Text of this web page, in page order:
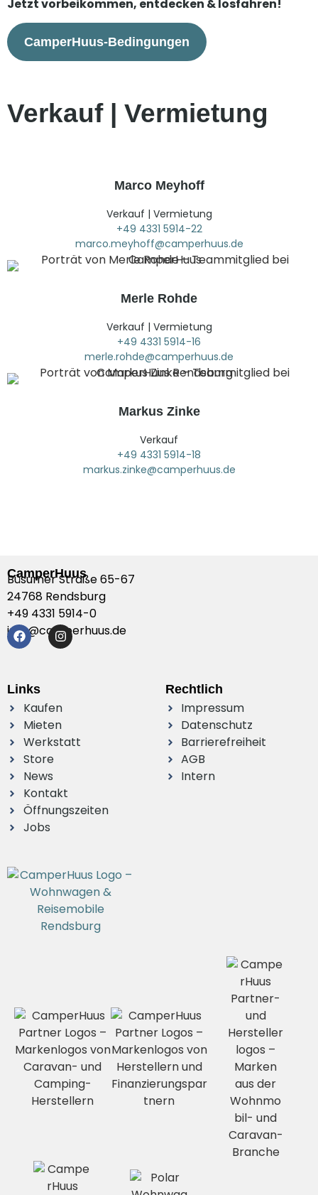
Jetzt vorbeikommen, entdecken & losfahren!
CamperHuus-Bedingungen
Verkauf | Vermietung
Marco Meyhoff
Verkauf | Vermietung
+49 4331 5914-22
marco.meyhoff@camperhuus.de
Merle Rohde
Verkauf | Vermietung
+49 4331 5914-16
merle.rohde@camperhuus.de
Markus Zinke
Verkauf
+49 4331 5914-18
markus.zinke@camperhuus.de
CamperHuus
Büsumer Straße 65-67
24768 Rendsburg
+49 4331 5914-0
info@camperhuus.de
Links
Kaufen
Mieten
Werkstatt
Store
News
Kontakt
Öffnungszeiten
Jobs
Rechtlich
Impressum
Datenschutz
Barrierefreiheit
AGB
Intern